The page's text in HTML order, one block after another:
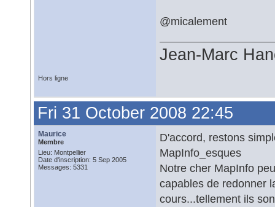
@micalement
Jean-Marc
Hors ligne
Fri 31 October 2008 22:45
Maurice
Membre
Lieu: Montpellier
Date d'inscription: 5 Sep 2005
Messages: 5331
D'accord, restons
MapInfo_esques
Notre cher MapInfo
capables de redonner
cours...tellement ils